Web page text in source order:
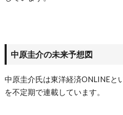
中原圭介の未来予想図
中原圭介氏は東洋経済ONLINEと
を不定期で連載しています。